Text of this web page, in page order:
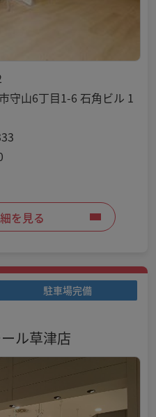
守山6丁目1-6 石角ビル 1
を見る
駐車場完備
ル草津店